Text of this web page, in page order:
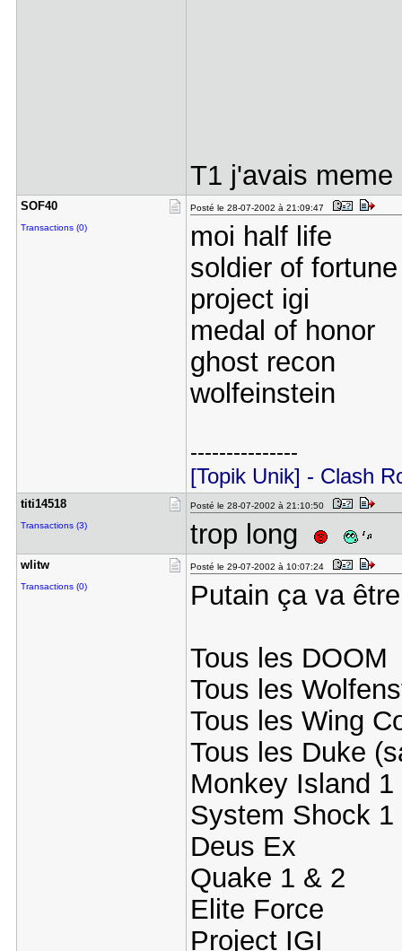
T1 j'avais
SOF40
Transactions (0)
Posté le 28-07-2002 à 21:09:47
moi half life
soldier of
project igi
medal of honor
ghost recon
wolfeinstein
---------------
[Topik Unik] - Clash
titi14518
Transactions (3)
Posté le 28-07-2002 à 21:10:50
trop long
wlitw
Transactions (0)
Posté le 29-07-2002 à 10:07:24
Putain ça va
Tous les DOOM
Tous les
Tous les Wing
Tous les Duke
Monkey Island 1
System Shock 1
Deus Ex
Quake 1 & 2
Elite Force
Project IGI